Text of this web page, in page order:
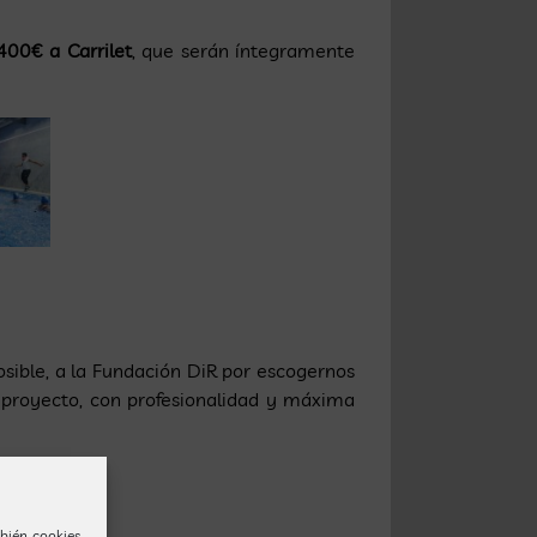
a Carrilet, que serán íntegramente
a la Fundación DiR por escogernos
con profesionalidad y máxima